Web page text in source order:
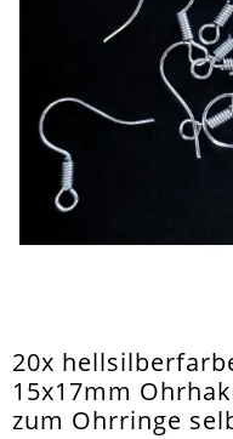
20x
15x17mm
zum Ohrringe